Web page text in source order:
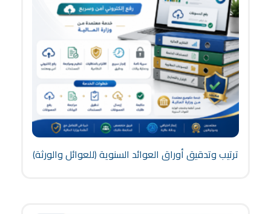
ترتيب وتدقيق أوراق العوائد السنوية (للعوائل والورثة)